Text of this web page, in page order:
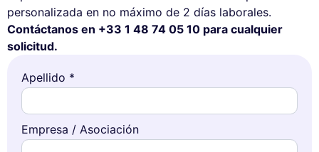
personalizada en no máximo de 2 días laborales.
Contáctanos en +33 1 48 74 05 10 para cualquier
solicitud.
Apellido *
Empresa / Asociación